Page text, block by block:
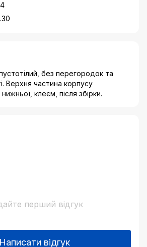
без перегородок та
Верхня частина корпусу
клеєм, після збірки.
перший відгук
Написати відгук